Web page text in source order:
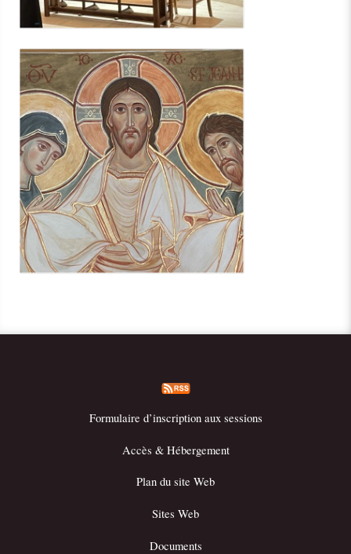
Formulaire d’inscription aux sessions
Accès & Hébergement
Plan du site Web
Sites Web
Documents